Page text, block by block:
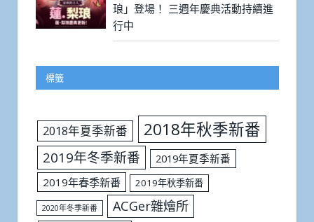
琅」登場！ 三週年慶典活動持續進
行中
標籤
2018年夏季新番 2018年秋季新番
2019年冬季新番
2019年夏季新番
2019年春季新番
2019年秋季新番
2020年冬季新番 ACGer雜燴所